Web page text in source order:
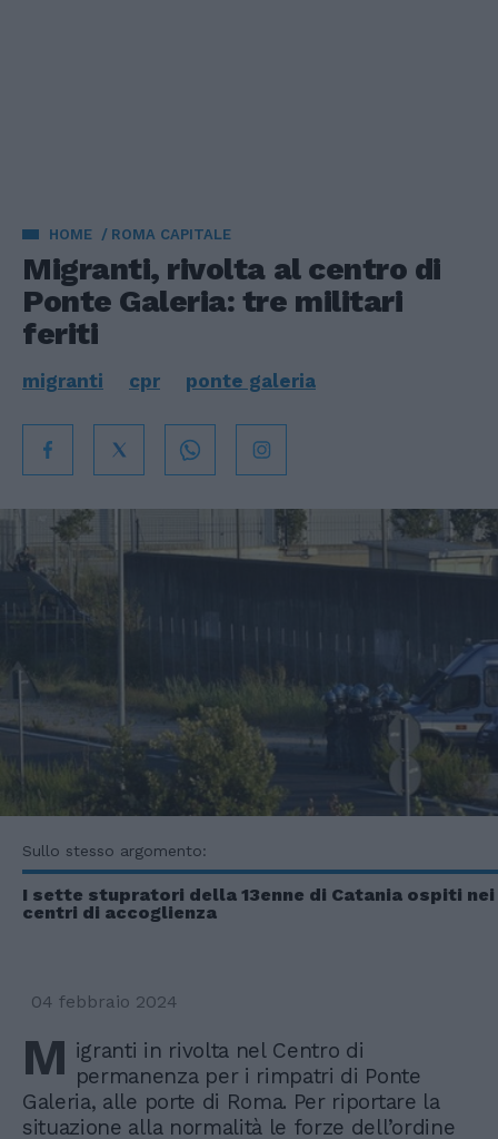
HOME ROMA CAPITALE
Migranti, rivolta al centro di
Ponte Galeria: tre militari
feriti
migranti cpr ponte galeria
Sullo stesso argomento:
I sette stupratori della 13enne di Catania ospiti nei
centri di accoglienza
04 febbraio 2024
M igranti in rivolta nel Centro di
permanenza per i rimpatri di Ponte
Galeria, alle porte di Roma. Per riportare la
situazione alla normalità le forze dell’ordine